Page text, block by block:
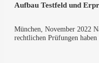
Auf­bau Test­feld und
Mün­chen, Novem­ber 2022
recht­li­chen Prü­fun­gen